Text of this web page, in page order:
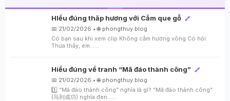
HIểu đúng thăp hương với Cắm que gỗ 🔗
📅 21/02/2026 • 🌐 phongthuy.blog
Có bạn sau khi xem clip Không cắm hương vòng Có hỏi:
Thưa thầy, em…...
Hiểu đúng về tranh “Mã đáo thành công” 🔗
📅 21/02/2026 • 🌐 phongthuy.blog
1️⃣ “Mã đáo thành công” nghĩa là gì? “Mã đáo thành công”
(马到成功) nghĩa đen…...